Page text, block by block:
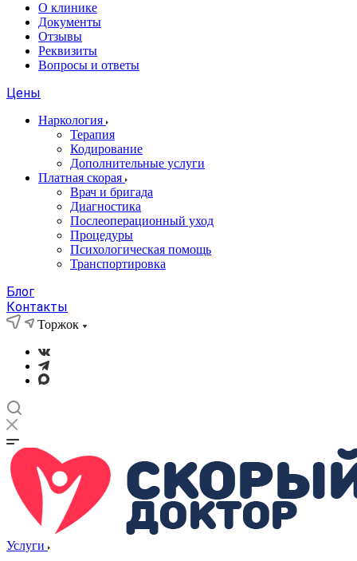
О клинике
Документы
Отзывы
Реквизиты
Вопросы и ответы
Цены
Наркология
Терапия
Кодирование
Дополнительные услуги
Платная скорая
Врач и бригада
Диагностика
Послеоперационный уход
Процедуры
Психологическая помощь
Транспортировка
Блог
Контакты
Торжок
Услуги